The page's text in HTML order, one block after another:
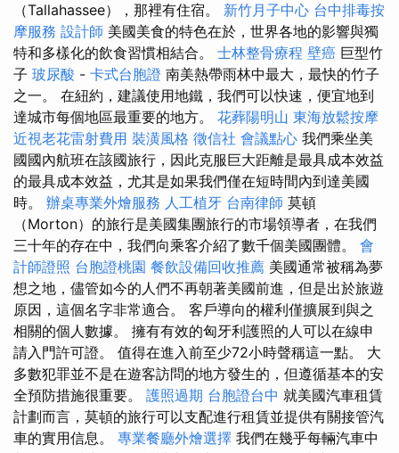
（Tallahassee），那裡有住宿。 新竹月子中心 台中排毒按
摩服務 設計師 美國美食的特色在於，世界各地的影響與獨
特和多樣化的飲食習慣相結合。 士林整骨療程 壁癌 巨型竹
子 玻尿酸 - 卡式台胞證 南美熱帶雨林中最大，最快的竹子
之一。 在紐約，建議使用地鐵，我們可以快速，便宜地到
達城市每個地區最重要的地方。 花葬陽明山 東海放鬆按摩
近視老花雷射費用 裝潢風格 徵信社 會議點心 我們乘坐美
國國內航班在該國旅行，因此克服巨大距離是最具成本效益
的最具成本效益，尤其是如果我們僅在短時間內到達美國
時。 辦桌專業外燴服務 人工植牙 台南律師 莫頓
（Morton）的旅行是美國集團旅行的市場領導者，在我們
三十年的存在中，我們向乘客介紹了數千個美國團體。 會
計師證照 台胞證桃園 餐飲設備回收推薦 美國通常被稱為夢
想之地，儘管如今的人們不再朝著美國前進，但是出於旅遊
原因，這個名字非常適合。 客戶導向的權利僅擴展到與之
相關的個人數據。 擁有有效的匈牙利護照的人可以在線申
請入門許可證。 值得在進入前至少72小時聲稱這一點。 大
多數犯罪並不是在遊客訪問的地方發生的，但遵循基本的安
全預防措施很重要。 護照過期 台胞證台中 就美國汽車租賃
計劃而言，莫頓的旅行可以支配進行租賃並提供有關接管汽
車的實用信息。 專業餐廳外燴選擇 我們在幾乎每輛汽車中